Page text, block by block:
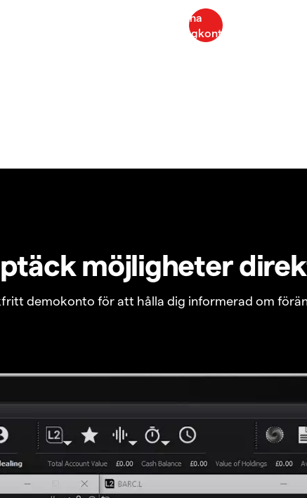
möjligheter
demokonto för att hålla dig informerad om